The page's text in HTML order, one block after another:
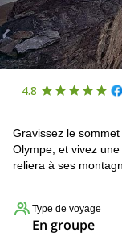
4.8
Gravissez le
Olympe, et vivez
reliera à ses
Type de voyage
En groupe